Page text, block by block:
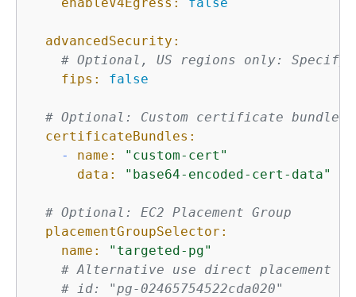
advancedSecurity:
# Optional, US regions only:
fips:
false
# Optional: Custom certificate bundles.
certificateBundles:
-
name:
"custom-cert"
data:
"base64-encoded-cert-data"
# Optional: EC2 Placement Group
placementGroupSelector:
name:
"targeted-pg"
# Alternative use direct placement
# id: "pg-02465754522cda020"